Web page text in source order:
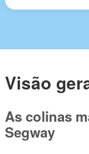
Visão
As colinas
Segway